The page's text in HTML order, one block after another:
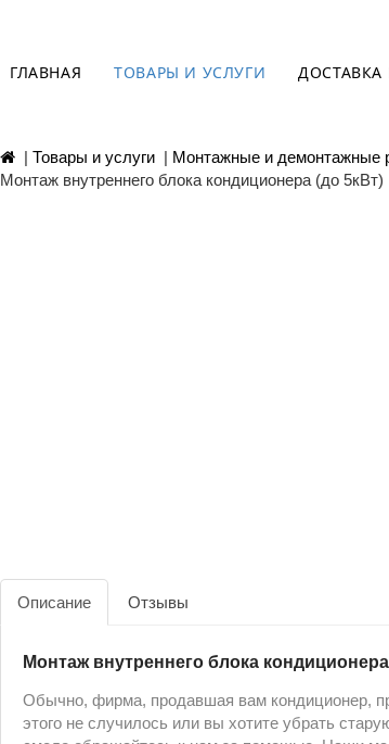
ГЛАВНАЯ ТОВАРЫ И УСЛУГИ ДОСТАВКА
| Товары и услуги | Монтажные и демонтажные
Монтаж внутреннего блока кондиционера (до 5кВт)
Описание Отзывы
Монтаж внутреннего блока
Обычно, фирма, продавшая вам кондиционер,
этого не случилось или вы хотите убрать